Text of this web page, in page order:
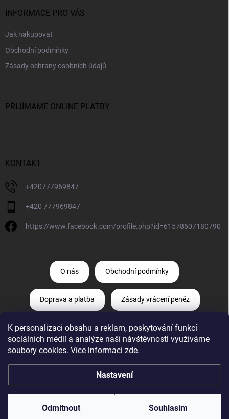
K personalizaci obsahu a reklam, poskytování funkcí
sociálních médií a analýze naší návštěvnosti využíváme
soubory cookies. Více informací zde.
Nastavení
Odmítnout Souhlasím
INFORMACE PRO VÁS
Jak nakupovat
Obchodní podmínky
Zásady ochrany osobních údajů
PŘIJÍMÁME ONLINE PLATBY
KONTAKT
+420777969847
+420 777969847
https://www.facebook.com/profile.php?id=61578607180790
O nás Obchodní podmínky
Doprava a platba Zásady vrácení peněz
Zásady ochrany osobních údajů
Odstoupení od smlouvy Reklamace
Copyright 2026Diagnostika-aut.cz. Všechna práva vyhrazena.Upravit